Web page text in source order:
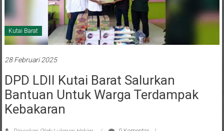
Kutai Barat
Bantuan Untuk Warga Terdampak
Kebakaran